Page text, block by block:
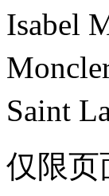
Isabel
Saint
仅限页